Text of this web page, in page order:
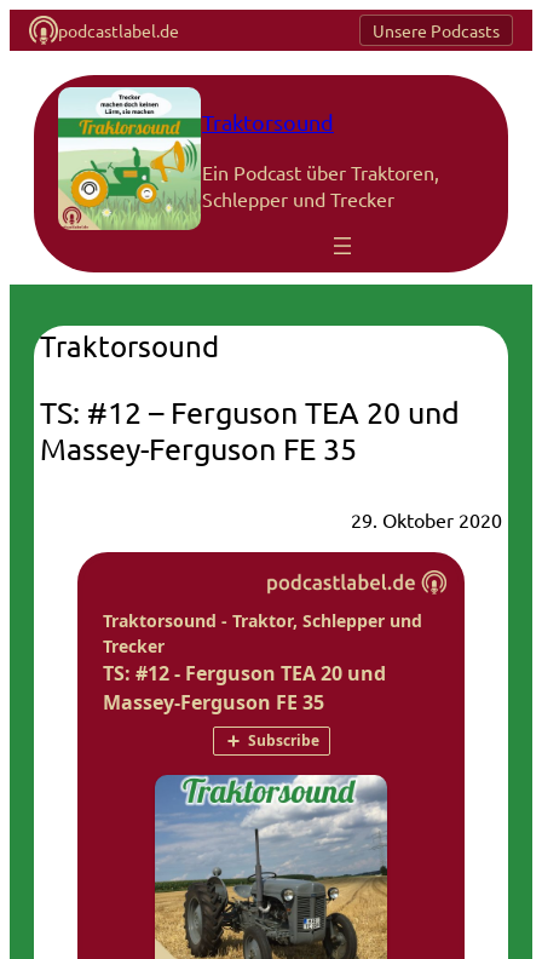
podcastlabel.de Unsere Podcasts
Traktorsound
Ein Podcast über Traktoren,
Schlepper und Trecker
Traktorsound
TS: #12 – Ferguson TEA 20 und
Massey-Ferguson FE 35
29. Oktober 2020